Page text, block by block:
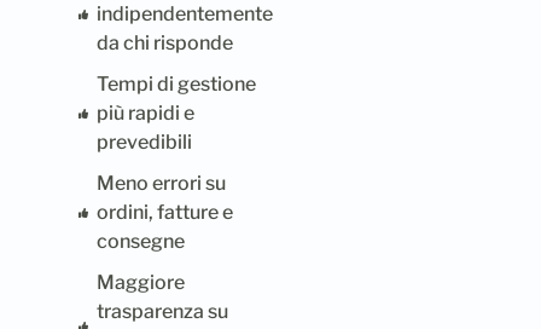
indipendentemente
da chi risponde
Tempi di gestione
più rapidi e
prevedibili
Meno errori su
ordini, fatture e
consegne
Maggiore
trasparenza su